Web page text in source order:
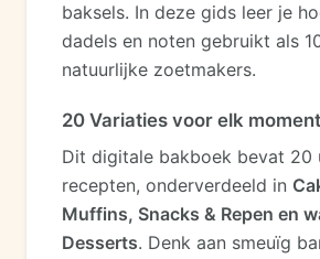
baksels. In deze gids leer je
dadels en noten gebruikt als
natuurlijke zoetmakers.
20 Variaties voor elk moment
Dit digitale bakboek bevat 20
recepten, onderverdeeld in
Muffins, Snacks & Repen en
Desserts. Denk aan smeuïg